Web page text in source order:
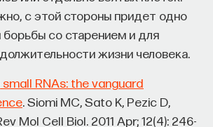
с этой стороны придет одно
борьбы со старением и для
жизни человека.
RNAs: the vanguard
. Siomi MC, Sato K, Pezic D,
Mol Cell Biol. 2011 Apr; 12(4): 246-